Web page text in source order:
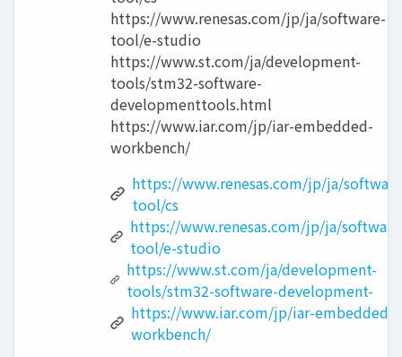
https://www.renesas.com/jp/ja/software-
tool/e-studio
https://www.st.com/ja/development-
tools/stm32-software-
developmenttools.html
https://www.iar.com/jp/iar-embedded-
workbench/
https://www.renesas.com/jp/ja/
tool/cs
https://www.renesas.com/jp/ja/
tool/e-studio
https://www.st.com/ja/development-
tools/stm32-software-development-
https://www.iar.com/jp/iar-embedded-
workbench/